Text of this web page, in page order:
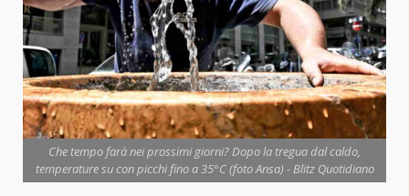
Che tempo farà nei prossimi giorni? Dopo la tregua dal caldo,
temperature su con picchi fino a 35°C (foto Ansa) - Blitz Quotidiano